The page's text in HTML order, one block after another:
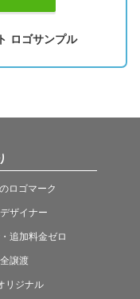
ロゴマーク
ザイナー
追加料金ゼロ
譲渡
リジナル